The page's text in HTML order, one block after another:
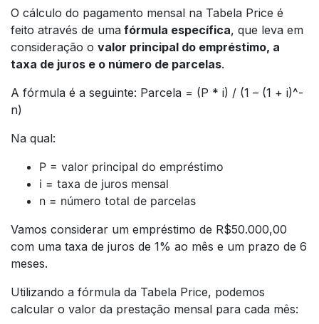
O cálculo do pagamento mensal na Tabela Price é
feito através de uma fórmula específica, que leva em
consideração o valor principal do empréstimo, a
taxa de juros e o número de parcelas.
A fórmula é a seguinte: Parcela = (P * i) / (1 – (1 + i)^-
n)
Na qual:
P = valor principal do empréstimo
i = taxa de juros mensal
n = número total de parcelas
Vamos considerar um empréstimo de R$50.000,00
com uma taxa de juros de 1% ao mês e um prazo de 6
meses.
Utilizando a fórmula da Tabela Price, podemos
calcular o valor da prestação mensal para cada mês: